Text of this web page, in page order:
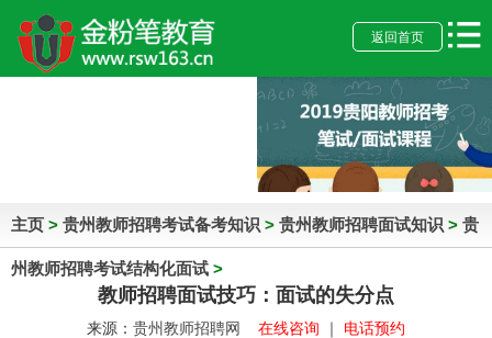
返回首页
主页 > 贵州教师招聘考试备考知识 > 贵州教师招聘面试知识 > 贵
州教师招聘考试结构化面试 >
教师招聘面试技巧：面试的失分点
来源： 贵州教师招聘网 在线咨询 ｜ 电话预约